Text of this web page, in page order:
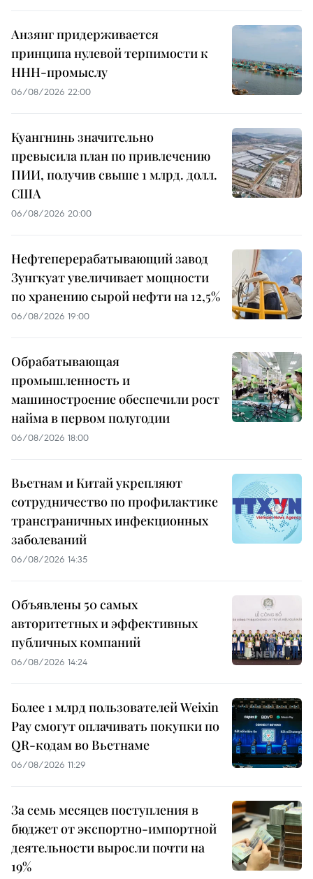
Анзянг придерживается
принципа нулевой терпимости к
ННН-промыслу
06/08/2026 22:00
Куангнинь значительно
превысила план по привлечению
ПИИ, получив свыше 1 млрд. долл.
США
06/08/2026 20:00
Нефтеперерабатывающий завод
Зунгкуат увеличивает мощности
по хранению сырой нефти на 12,5%
06/08/2026 19:00
Обрабатывающая
промышленность и
машиностроение обеспечили рост
найма в первом полугодии
06/08/2026 18:00
Вьетнам и Китай укрепляют
сотрудничество по профилактике
трансграничных инфекционных
заболеваний
06/08/2026 14:35
Объявлены 50 самых
авторитетных и эффективных
публичных компаний
06/08/2026 14:24
Более 1 млрд пользователей Weixin
Pay смогут оплачивать покупки по
QR-кодам во Вьетнаме
06/08/2026 11:29
За семь месяцев поступления в
бюджет от экспортно-импортной
деятельности выросли почти на
19%